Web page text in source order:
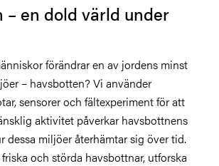
– en dold värld under
förändrar en av jordens minst
– havsbotten? Vi använder
sensorer och fältexperiment för att
aktivitet påverkar havsbottnens
dessa miljöer återhämtar sig över tid.
och störda havsbottnar, utforska